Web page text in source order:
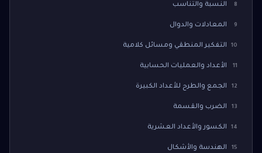
8 النسبة والتناسب
9 المعادلات والدوال
10 التفكير المنطقي ومسائل كلامية
11 الأعداد والعمليات الحسابية
12 الجمع والطرح للأعداد الكبيرة
13 الضرب والقسمة
14 الكسور والأعداد العشرية
15 الهندسة والأشكال